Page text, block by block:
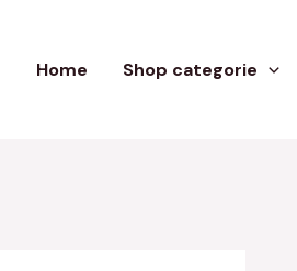
Home Shop categorie